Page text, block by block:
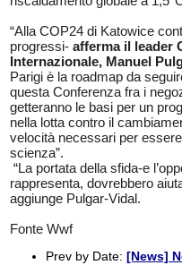
“Alla COP24 di Katowice
progressi- afferma il leader
Internazionale, Manuel
Parigi è la roadmap da
questa Conferenza fra i
getteranno le basi per un
nella lotta contro il
velocità necessari per
scienza”.
“La portata della sfida-e
rappresenta, dovrebbero
aggiunge Pulgar-Vidal.
Fonte Wwf
Prev by Date: [News]